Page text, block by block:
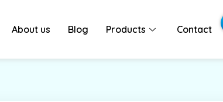
About us Blog Products Contact